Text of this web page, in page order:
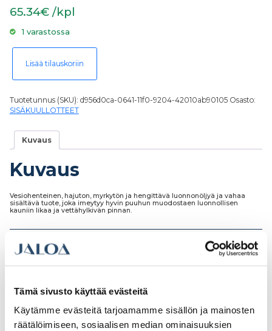
Tämä sivusto käyttää evästeitä
Käytämme evästeitä tarjoamamme sisällön ja mainosten
räätälöimiseen, sosiaalisen median ominaisuuksien
65.34€ /kpl
1 varastossa
Coloria Öljyvaha latte 2,7l määrä
Lisää tilauskoriin
Tuotetunnus (SKU): d956d0ca-0641-11f0-9204-42010ab90105 Osasto:
SISÄKUULLOTTEET
Kuvaus
Kuvaus
Vesiohenteinen, hajuton, myrkytön ja hengittävä luonnonöljyä ja vahaa
sisältävä tuote, joka imeytyy hyvin puuhun muodostaen luonnollisen
kauniin likaa ja vettähylkivän pinnan.